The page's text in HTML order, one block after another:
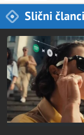
Slični članci